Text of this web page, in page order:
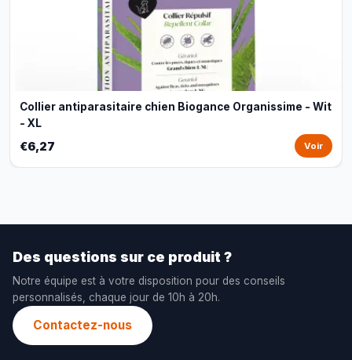
Collier antiparasitaire chien Biogance Organissime - Wit
- XL
€6,27 Voir
Des questions sur ce produit ?
Notre équipe est à votre disposition pour des conseils
personnalisés, chaque jour de 10h à 20h.
Contactez-nous